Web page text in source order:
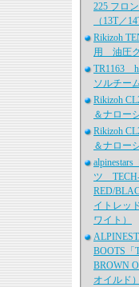
225 フロ
（13T／
Rikizoh
用 油圧
TR1163
ソルチー
Rikizoh
＆ナロー
Rikizoh
＆ナロー
ツ
RED/
イトレッ
ワイト）
BOOTS「
BROWN
オイルド